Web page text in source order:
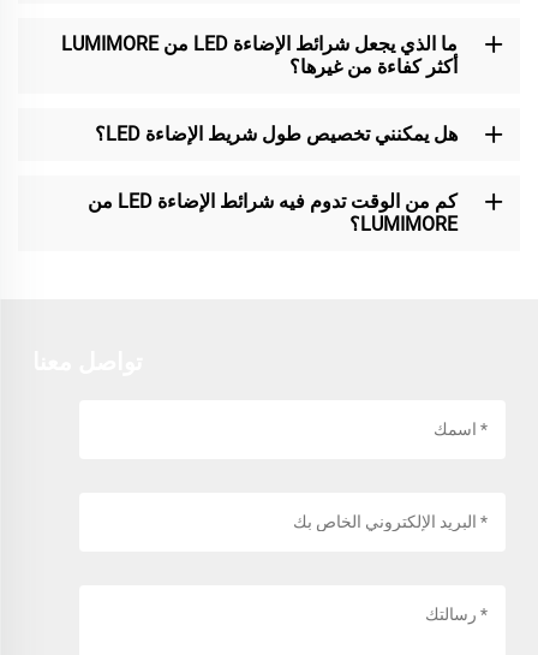
ما الذي يجعل شرائط الإضاءة LED من LUMIMORE
أكثر كفاءة من غيرها؟
هل يمكنني تخصيص طول شريط الإضاءة LED؟
كم من الوقت تدوم فيه شرائط الإضاءة LED من
LUMIMORE؟